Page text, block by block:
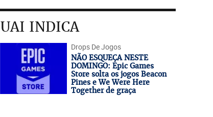
UAI INDICA
Drops De Jogos
NÃO ESQUEÇA NESTE
DOMINGO: Epic Games
Store solta os jogos Beacon
Pines e We Were Here
Together de graça